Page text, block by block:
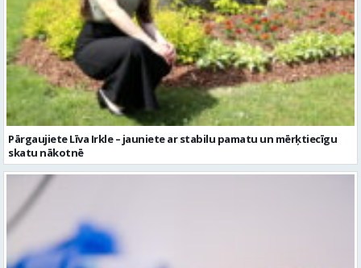
Pārgaujiete Līva Irkle – jauniete ar stabilu pamatu un mērķtiecīgu
skatu nākotnē